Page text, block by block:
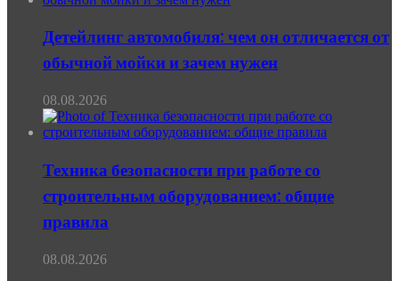
Детейлинг автомобиля: чем он отличается от
обычной мойки и зачем нужен
08.08.2026
Техника безопасности при работе со
строительным оборудованием: общие
правила
08.08.2026